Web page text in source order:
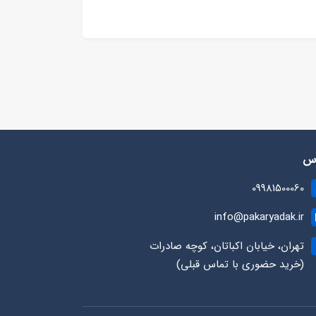
09981500060
info@pakaryadak.ir
تهران، خیابان اکباتان، کوچه صادرات
(خرید حضوری با تماس قبلی)